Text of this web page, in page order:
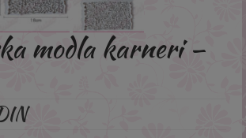
modla karneri –